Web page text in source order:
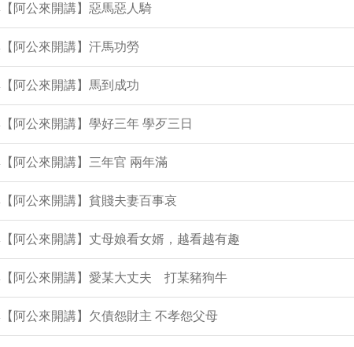
阿公來開講】惡馬惡人騎
阿公來開講】汗馬功勞
阿公來開講】馬到成功
阿公來開講】學好三年 學歹三日
阿公來開講】三年官 兩年滿
阿公來開講】貧賤夫妻百事哀
阿公來開講】丈母娘看女婿，越看越有趣
阿公來開講】愛某大丈夫 打某豬狗牛
阿公來開講】欠債怨財主 不孝怨父母